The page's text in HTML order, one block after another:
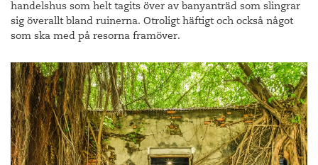
handelshus som helt tagits över av banyanträd som slingrar
sig överallt bland ruinerna. Otroligt häftigt och också något
som ska med på resorna framöver.